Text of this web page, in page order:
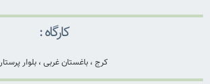
کارگاه :
کرج ، باغستان غربی ، بلوار پرستار